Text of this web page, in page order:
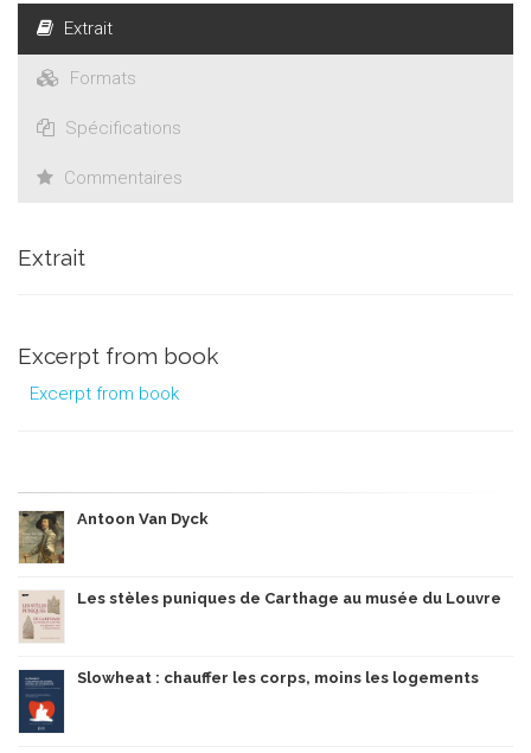
Extrait
Formats
Spécifications
Commentaires
Extrait
Excerpt from book
Excerpt from book
Antoon Van Dyck
Les stèles puniques de Carthage au musée du Louvre
Slowheat : chauffer les corps, moins les logements